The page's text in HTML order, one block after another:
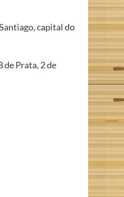
capital do
Prata, 2 de